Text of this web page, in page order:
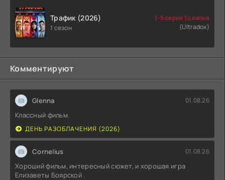
Трафик (2026)
1 сезон
1-5 серия 1 сезона
(Ultradox)
Комментируют
Glenna 01.08.26
Классный фильм.
ДЕНЬ РАЗОБЛАЧЕНИЯ (2026)
Cornelius 01.08.26
Хороший фильм, интересный сюжет, и хорошая игра
Елизаветы Боярской .